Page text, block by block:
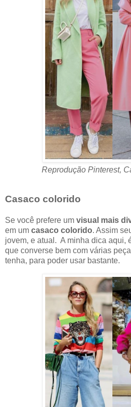
Reprodução Pinterest,
Casaco colorido
Se você prefere um visual mais
em um casaco colorido. Assim
jovem, e atual. A minha dica aqui,
que converse bem com várias
tenha, para poder usar bastante.